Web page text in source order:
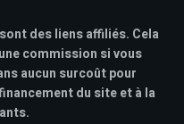
des liens affiliés. Cela
commission si vous
aucun surcoût pour
du site et à la